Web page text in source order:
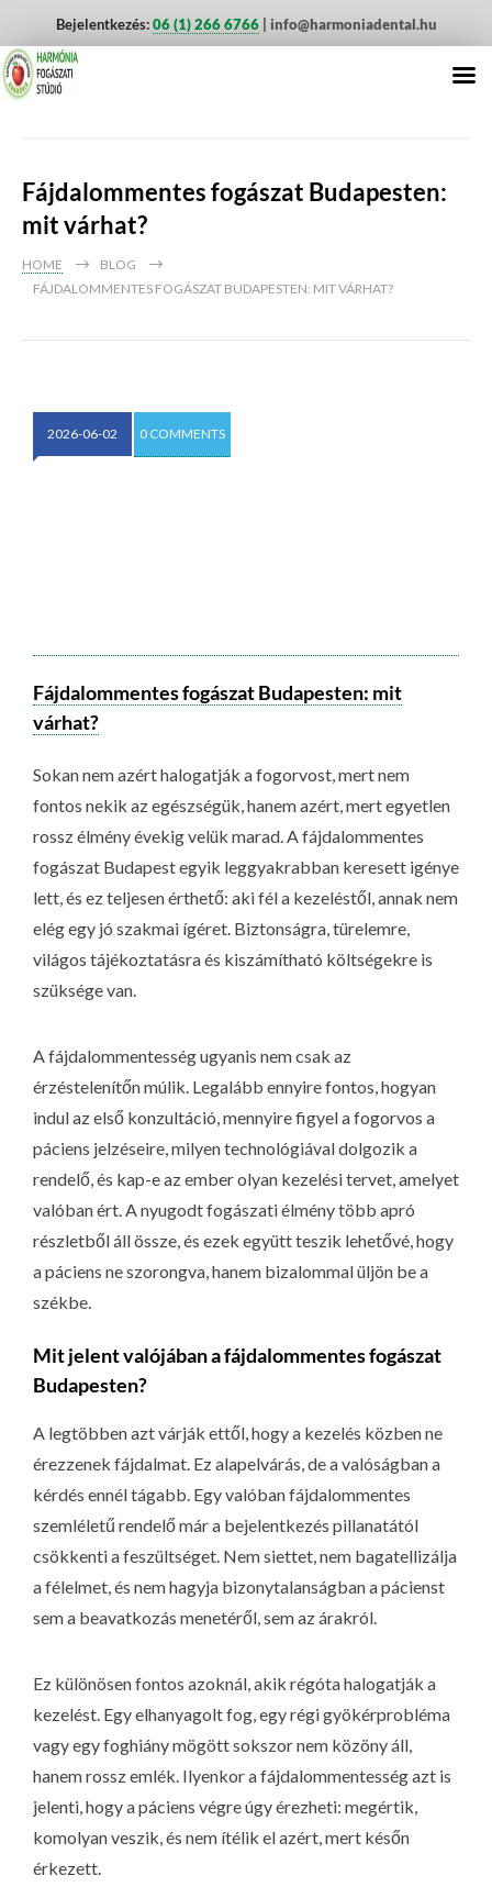
Bejelentkezés: 06 (1) 266 6766| info@harmoniadental.hu
Fájdalommentes fogászat Budapesten:
mit várhat?
HOME
BLOG
FÁJDALOMMENTES FOGÁSZAT BUDAPESTEN: MIT VÁRHAT?
2026-06-02 0 COMMENTS
Fájdalommentes fogászat Budapesten: mit
várhat?
Sokan nem azért halogatják a fogorvost, mert nem
fontos nekik az egészségük, hanem azért, mert egyetlen
rossz élmény évekig velük marad. A fájdalommentes
fogászat Budapest egyik leggyakrabban keresett igénye
lett, és ez teljesen érthető: aki fél a kezeléstől, annak nem
elég egy jó szakmai ígéret. Biztonságra, türelemre,
világos tájékoztatásra és kiszámítható költségekre is
szüksége van.
A fájdalommentesség ugyanis nem csak az
érzéstelenítőn múlik. Legalább ennyire fontos, hogyan
indul az első konzultáció, mennyire figyel a fogorvos a
páciens jelzéseire, milyen technológiával dolgozik a
rendelő, és kap-e az ember olyan kezelési tervet, amelyet
valóban ért. A nyugodt fogászati élmény több apró
részletből áll össze, és ezek együtt teszik lehetővé, hogy
a páciens ne szorongva, hanem bizalommal üljön be a
székbe.
Mit jelent valójában a fájdalommentes fogászat
Budapesten?
A legtöbben azt várják ettől, hogy a kezelés közben ne
érezzenek fájdalmat. Ez alapelvárás, de a valóságban a
kérdés ennél tágabb. Egy valóban fájdalommentes
szemléletű rendelő már a bejelentkezés pillanatától
csökkenti a feszültséget. Nem siettet, nem bagatellizálja
a félelmet, és nem hagyja bizonytalanságban a pácienst
sem a beavatkozás menetéről, sem az árakról.
Ez különösen fontos azoknál, akik régóta halogatják a
kezelést. Egy elhanyagolt fog, egy régi gyökérprobléma
vagy egy foghiány mögött sokszor nem közöny áll,
hanem rossz emlék. Ilyenkor a fájdalommentesség azt is
jelenti, hogy a páciens végre úgy érezheti: megértik,
komolyan veszik, és nem ítélik el azért, mert későn
érkezett.